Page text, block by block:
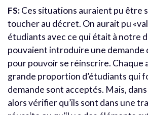
FS:Ces situations auraient pu être
toucher au décret. On aurait pu
étudiants avec ce qui était à notre
pouvaient introduire une demande
pour pouvoir se réinscrire. Chaque
grande proportion d’étudiants qui
demande sont acceptés. Mais,
alors vérifier qu’ils sont dans une